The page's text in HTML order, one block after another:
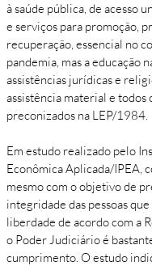
à saúde pública, de acesso
e serviços para promoção,
recuperação, essencial no
pandemia, mas a educação
assistências jurídicas e
assistência material e
preconizados na LEP/1984.
Em estudo realizado pelo
Econômica Aplicada/IPEA,
mesmo com o objetivo de
integridade das pessoas
liberdade de acordo com a
o Poder Judiciário é
cumprimento. O estudo